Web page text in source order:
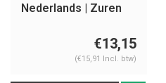
Nederlands | Zuren
€13,15
(€15,91 Incl. btw)